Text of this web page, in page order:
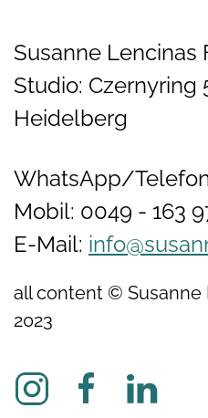
Susanne Lencinas
Studio: Czernyring
Heidelberg
WhatsApp/
Mobil: 0049 - 163
E-Mail:
all content © Susanne
2023